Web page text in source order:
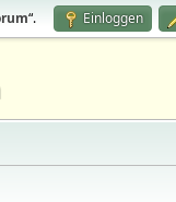
“. Einloggen